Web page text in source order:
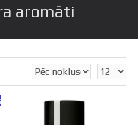
aromāti